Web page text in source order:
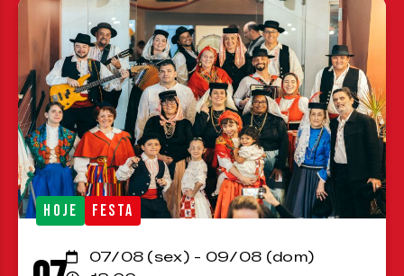
HOJE FESTA
07/08 (sex) - 09/08 (dom)